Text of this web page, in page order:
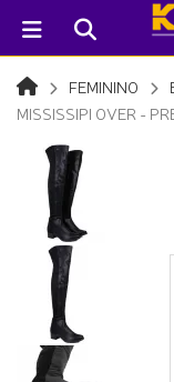
FEMININO
MISSISSIPI OVER -